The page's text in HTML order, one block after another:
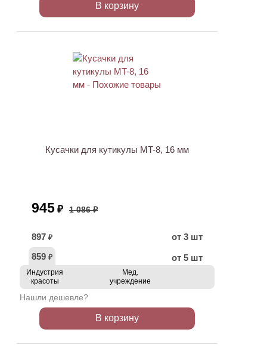
В корзину
Кусачки для кутикулы MT-8, 16 мм
945 ₽ 1 086 ₽
897 ₽
от 3 шт
859 ₽ от 5 шт
Индустрия
красоты
Мед.
учреждение
Нашли дешевле?
В корзину